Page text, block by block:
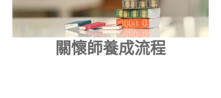
關懷師養成流程